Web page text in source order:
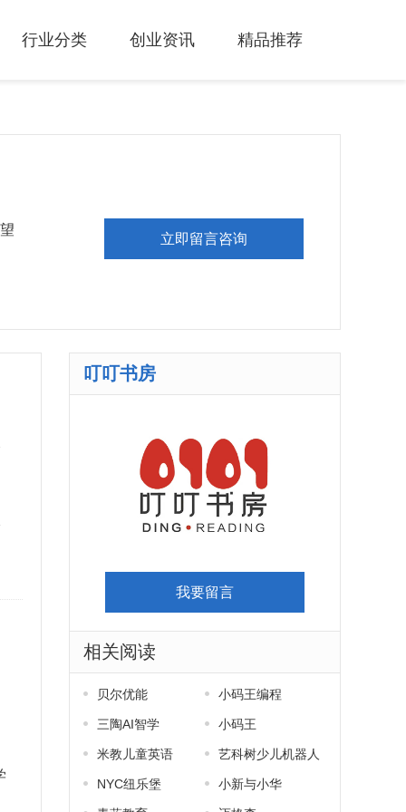
行业分类 创业资讯 精品推荐
立即留言咨询
叮叮书房
我要留言
相关阅读
贝尔优能 小码王编程
三陶AI智学 小码王
米教儿童英语
艺科树少儿机器人
编程
NYC纽乐堡 小新与小华